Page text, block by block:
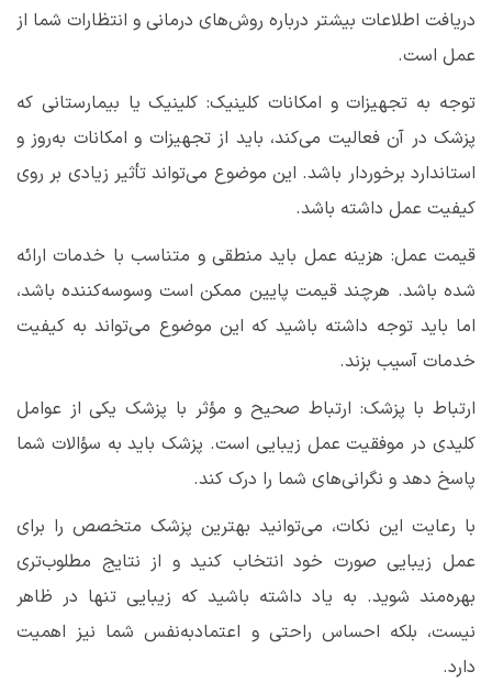
دریافت اطلاعات بیشتر درباره روش‌های درمانی و انتظارات شما از
عمل است.
توجه به تجهیزات و امکانات کلینیک: کلینیک یا بیمارستانی که
پزشک در آن فعالیت می‌کند، باید از تجهیزات و امکانات به‌روز و
استاندارد برخوردار باشد. این موضوع می‌تواند تأثیر زیادی بر روی
کیفیت عمل داشته باشد.
قیمت عمل: هزینه عمل باید منطقی و متناسب با خدمات ارائه
شده باشد. هرچند قیمت پایین ممکن است وسوسه‌کننده باشد،
اما باید توجه داشته باشید که این موضوع می‌تواند به کیفیت
خدمات آسیب بزند.
ارتباط با پزشک: ارتباط صحیح و مؤثر با پزشک یکی از عوامل
کلیدی در موفقیت عمل زیبایی است. پزشک باید به سؤالات شما
پاسخ دهد و نگرانی‌های شما را درک کند.
با رعایت این نکات، می‌توانید بهترین پزشک متخصص را برای
عمل زیبایی صورت خود انتخاب کنید و از نتایج مطلوب‌تری
بهره‌مند شوید. به یاد داشته باشید که زیبایی تنها در ظاهر
نیست، بلکه احساس راحتی و اعتمادبه‌نفس شما نیز اهمیت
دارد.